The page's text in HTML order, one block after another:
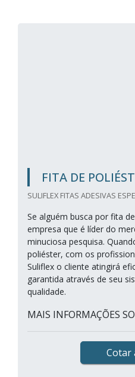
FITA DE
SULIFLEX FITAS ADESIVAS
Se alguém busca por fita
empresa que é líder do
minuciosa pesquisa.
poliéster, com os
Suliflex o cliente atingirá
garantida através de seu
qualidade.
MAIS INFORMAÇÕES
Cotar